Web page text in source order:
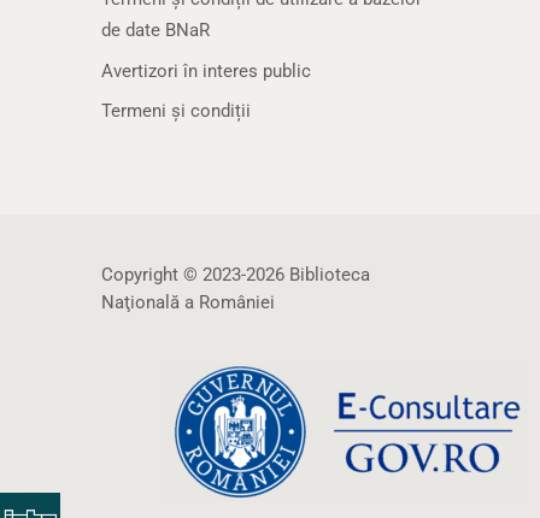
de date BNaR
Avertizori în interes public
Termeni și condiții
Copyright © 2023-2026 Biblioteca
Naţională a României